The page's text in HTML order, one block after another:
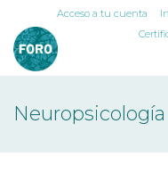
Acceso a tu cuenta